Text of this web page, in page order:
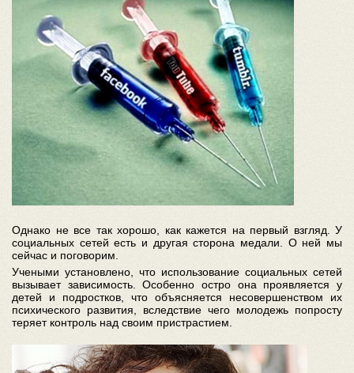
Однако не все так хорошо, как кажется на первый взгляд. У
социальных сетей есть и другая сторона медали. О ней мы
сейчас и поговорим.
Учеными установлено, что использование социальных сетей
вызывает зависимость. Особенно остро она проявляется у
детей и подростков, что объясняется несовершенством их
психического развития, вследствие чего молодежь попросту
теряет контроль над своим пристрастием.